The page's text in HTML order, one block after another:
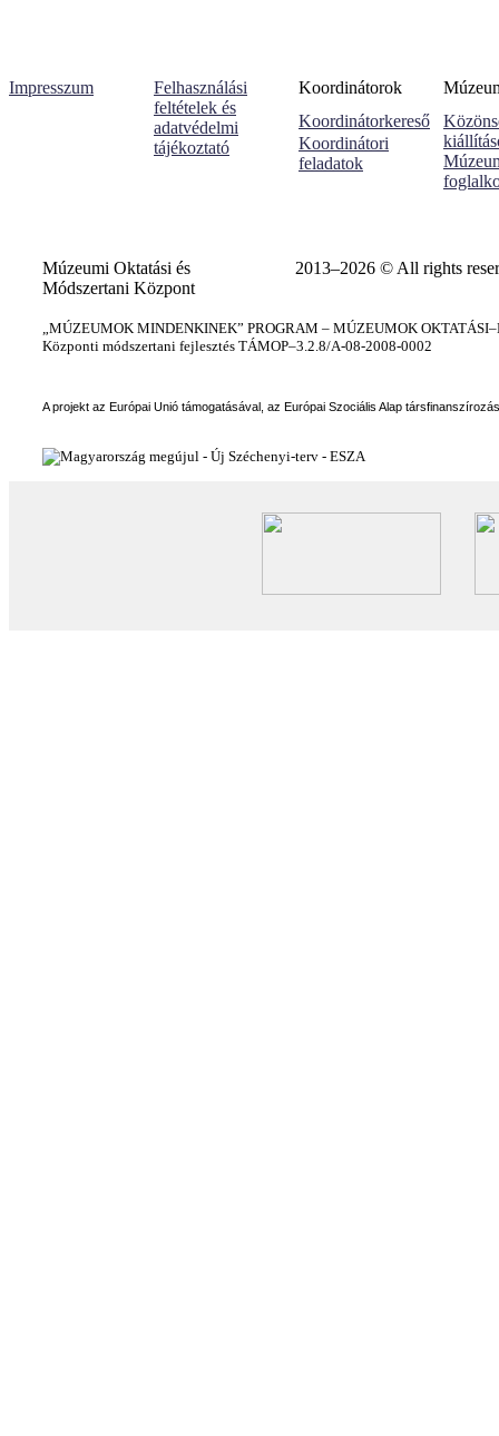
Impresszum
Felhasználási
feltételek és
adatvédelmi
tájékoztató
Koordinátorok
Koordinátorkereső
Koordinátori
feladatok
Múzeumi Oktatási és
Módszertani Központ
2013–2026 © All rights
„MÚZEUMOK MINDENKINEK” PROGRAM – MÚZEUMOK
Központi módszertani fejlesztés TÁMOP–3.2.8/A-08-2008-0002
A projekt az Európai Unió támogatásával, az Európai Szociális Alap